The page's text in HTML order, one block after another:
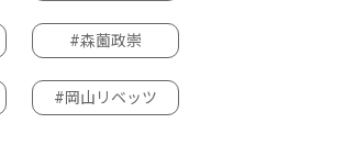
#森薗政崇
#岡山リベッツ